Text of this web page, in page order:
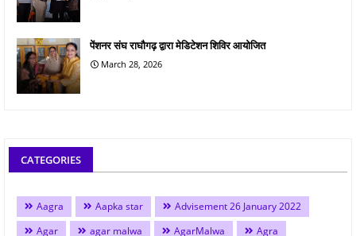
पेंशनर संघ राघौगढ़ द्वारा मेडिटेशन शिविर आयोजित
March 28, 2026
CATEGORIES
Aagra Aapka star
Advisement 26 January 2022
Agar
agar malwa AgarMalwa
Agra